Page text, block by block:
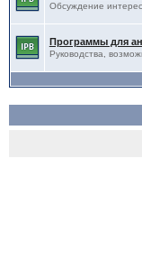
Обсуждение
Программы для
Руководства,